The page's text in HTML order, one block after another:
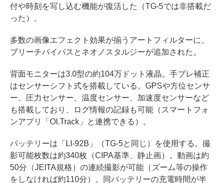
付や時刻を写し込む機能が復活した（TG-5では非搭載だ
った）。
多数の画像エフェクト効果が揃うアートフィルターに、
ブリーチバイパスとネオノスタルジーが追加された。
背面モニターは3.0型の約104万ドット液晶。手ブレ補正
はセンサーシフト式を搭載している。GPSや方位センサ
ー、圧力センサー、温度センサー、加速度センサーなど
も搭載しており、ログ情報の記録も可能（スマートフォ
ンアプリ「OI.Track」と連携できる）。
バッテリーは「LI-92B」（TG-5と同じ）を使用する。撮
影可能枚数は約340枚（CIPA基準、静止画）。動画は約
50分（JEITA規格）の連続撮影が可能（ズーム等の操作
をしなければ約110分）。同バッテリーの充電時間が半